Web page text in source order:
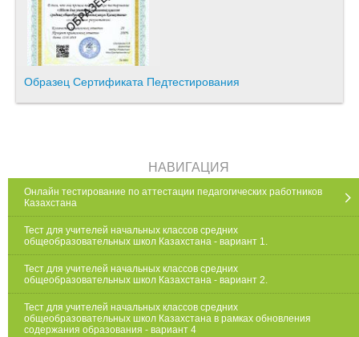
Образец Сертификата Педтестирования
НАВИГАЦИЯ
Онлайн тестирование по аттестации педагогических работников
Казахстана
Тест для учителей начальных классов средних
общеобразовательных школ Казахстана - вариант 1.
Тест для учителей начальных классов средних
общеобразовательных школ Казахстана - вариант 2.
Тест для учителей начальных классов средних
общеобразовательных школ Казахстана в рамках обновления
содержания образования - вариант 4